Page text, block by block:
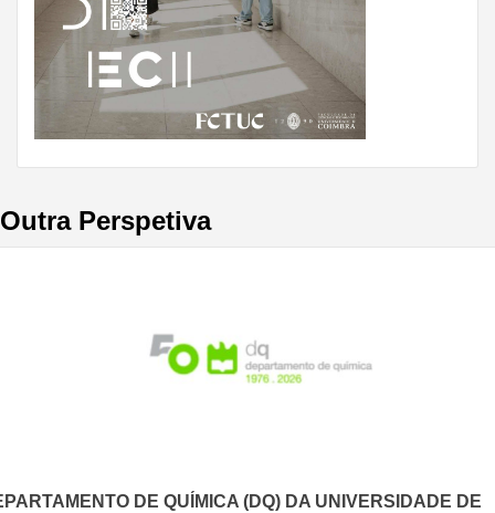
Outra Perspetiva
DE QUÍMICA (DQ) DA UNIVERSIDADE DE